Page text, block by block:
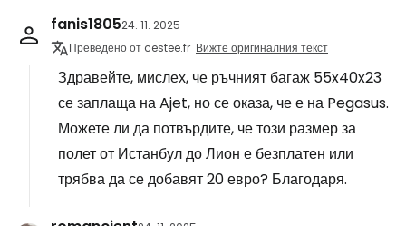
fanis180524. 11. 2025
Преведено от cestee.fr Вижте оригиналния текст
Здравейте, мислех, че ръчният багаж 55x40x23
се заплаща на Ajet, но се оказа, че е на Pegasus.
Можете ли да потвърдите, че този размер за
полет от Истанбул до Лион е безплатен или
трябва да се добавят 20 евро? Благодаря.